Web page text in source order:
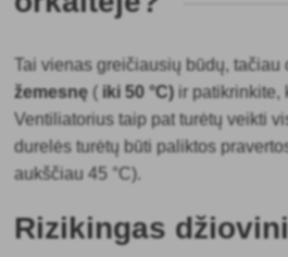
Tai vienas greičiausių būdų, tačiau
žemesnę ( iki 50 °C) ir patikrinkite,
Ventiliatorius taip pat turėtų veikti
durelės turėtų būti paliktos
aukščiau 45 °C).
Rizikingas